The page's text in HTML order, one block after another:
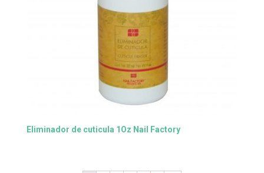
Eliminador de cuticula 1Oz Nail Factory